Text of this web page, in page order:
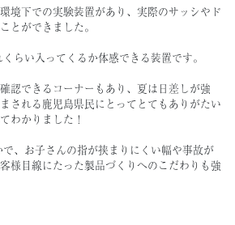
境下での実験装置があり、実際のサッシやド
とができました。
らい入ってくるか体感できる装置です。
認できるコーナーもあり、夏は日差しが強
される鹿児島県民にとってとてもありがたい
わかりました！
、お子さんの指が挟まりにくい幅や事故が
様目線にたった製品づくりへのこだわりも強